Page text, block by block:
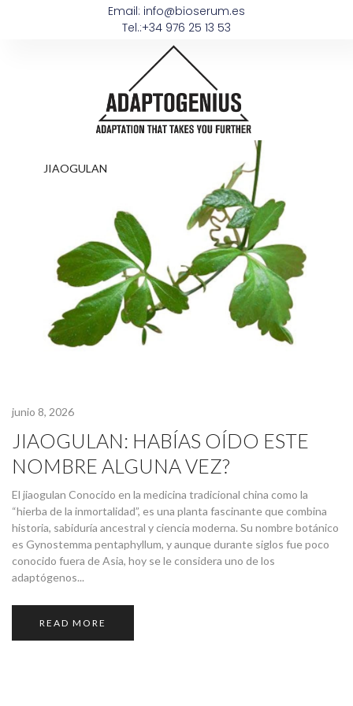
Email: info@bioserum.es
Tel.:+34 976 25 13 53
JIAOGULAN
junio 8, 2026
JIAOGULAN: HABÍAS OÍDO ESTE
NOMBRE ALGUNA VEZ?
El jiaogulan Conocido en la medicina tradicional china como la
“hierba de la inmortalidad”, es una planta fascinante que combina
historia, sabiduría ancestral y ciencia moderna. Su nombre botánico
es Gynostemma pentaphyllum, y aunque durante siglos fue poco
conocido fuera de Asia, hoy se le considera uno de los
adaptógenos...
READ MORE